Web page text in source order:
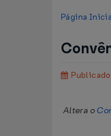
Página
Publicado
Altera o